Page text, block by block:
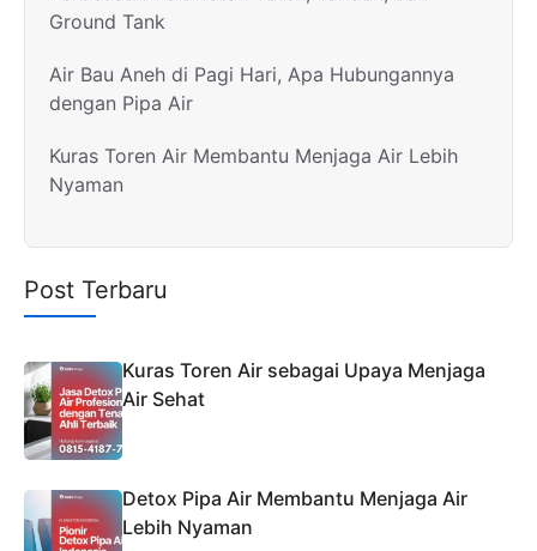
Ground Tank
Air Bau Aneh di Pagi Hari, Apa Hubungannya
dengan Pipa Air
Kuras Toren Air Membantu Menjaga Air Lebih
Nyaman
Post Terbaru
Kuras Toren Air sebagai Upaya Menjaga
Air Sehat
Detox Pipa Air Membantu Menjaga Air
Lebih Nyaman